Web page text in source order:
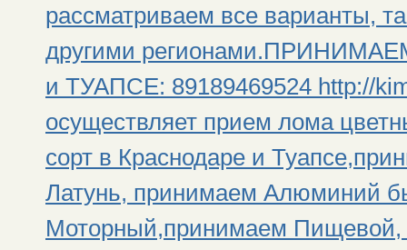
рассматриваем все варианты,
другими
и ТУАПСЕ: 89189469524 http://
осуществляет прием лома
сорт в Краснодаре и
Латунь, принимаем Алюминий
Моторный,принимаем Пищевой,